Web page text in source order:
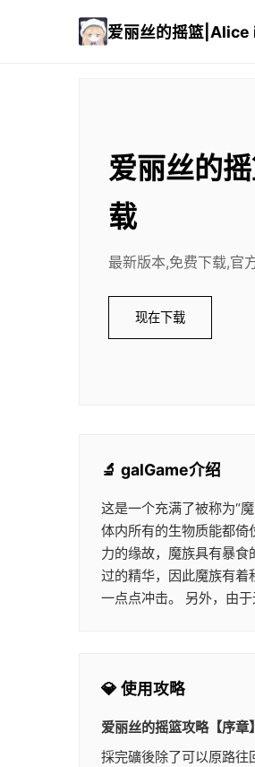
爱丽丝的摇篮|Alice
爱丽丝的
载
最新版本,免费下载,官
现在下载
🔬 galGame介绍
这是一个充满了被称为“
体内所有的生物质能都倚
力的缘故，魔族具有暴
过的精华，因此魔族有着
一点点冲击。 另外，由
💎 使用攻略
爱丽丝的摇篮攻略【序章】
採完礦後除了可以原路往